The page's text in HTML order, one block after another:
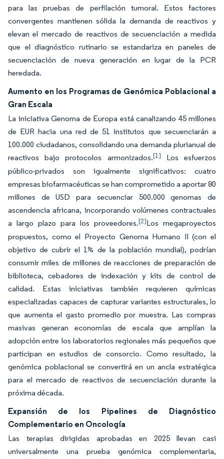
para las pruebas de perfilación tumoral. Estos factores
convergentes mantienen sólida la demanda de reactivos y
elevan el mercado de reactivos de secuenciación a medida
que el diagnóstico rutinario se estandariza en paneles de
secuenciación de nueva generación en lugar de la PCR
heredada.
Aumento en los Programas de Genómica Poblacional a
Gran Escala
La iniciativa Genoma de Europa está canalizando 45 millones
de EUR hacia una red de 51 institutos que secuenciarán a
100.000 ciudadanos, consolidando una demanda plurianual de
reactivos bajo protocolos armonizados.[1] Los esfuerzos
público-privados son igualmente significativos: cuatro
empresas biofarmacéuticas se han comprometido a aportar 80
millones de USD para secuenciar 500.000 genomas de
ascendencia africana, incorporando volúmenes contractuales
a largo plazo para los proveedores.[2]Los megaproyectos
propuestos, como el Proyecto Genoma Humano II (con el
objetivo de cubrir el 1% de la población mundial), podrían
consumir miles de millones de reacciones de preparación de
biblioteca, cebadores de indexación y kits de control de
calidad. Estas iniciativas también requieren químicas
especializadas capaces de capturar variantes estructurales, lo
que aumenta el gasto promedio por muestra. Las compras
masivas generan economías de escala que amplían la
adopción entre los laboratorios regionales más pequeños que
participan en estudios de consorcio. Como resultado, la
genómica poblacional se convertirá en un ancla estratégica
para el mercado de reactivos de secuenciación durante la
próxima década.
Expansión de los Pipelines de Diagnóstico
Complementario en Oncología
Las terapias dirigidas aprobadas en 2025 llevan casi
universalmente una prueba genómica complementaria,